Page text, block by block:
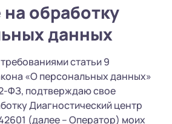
обработку
данных
статьи 9
«О персональных данных»
ФЗ, подтверждаю свое
Диагностический центр
(далее – Оператор) моих